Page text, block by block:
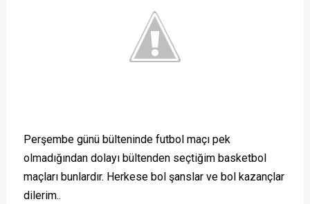
Perşembe günü bülteninde futbol maçı pek
olmadığından dolayı bültenden seçtiğim basketbol
maçları bunlardır. Herkese bol şanslar ve bol kazançlar
dilerim..